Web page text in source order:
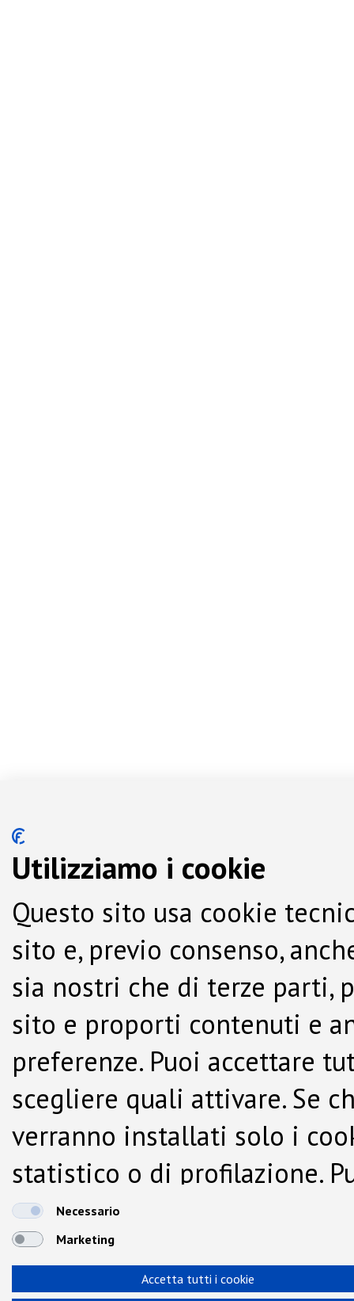
Utilizziamo i cookie
Questo sito usa cookie
sito e, previo consenso,
sia nostri che di terze parti,
sito e proporti contenuti e
preferenze. Puoi accettare
scegliere quali attivare. Se
verranno installati solo i
statistico o di profilazione.
dalla Cookie Policy.
Necessario
Marketing
Accetta tutti i cookie